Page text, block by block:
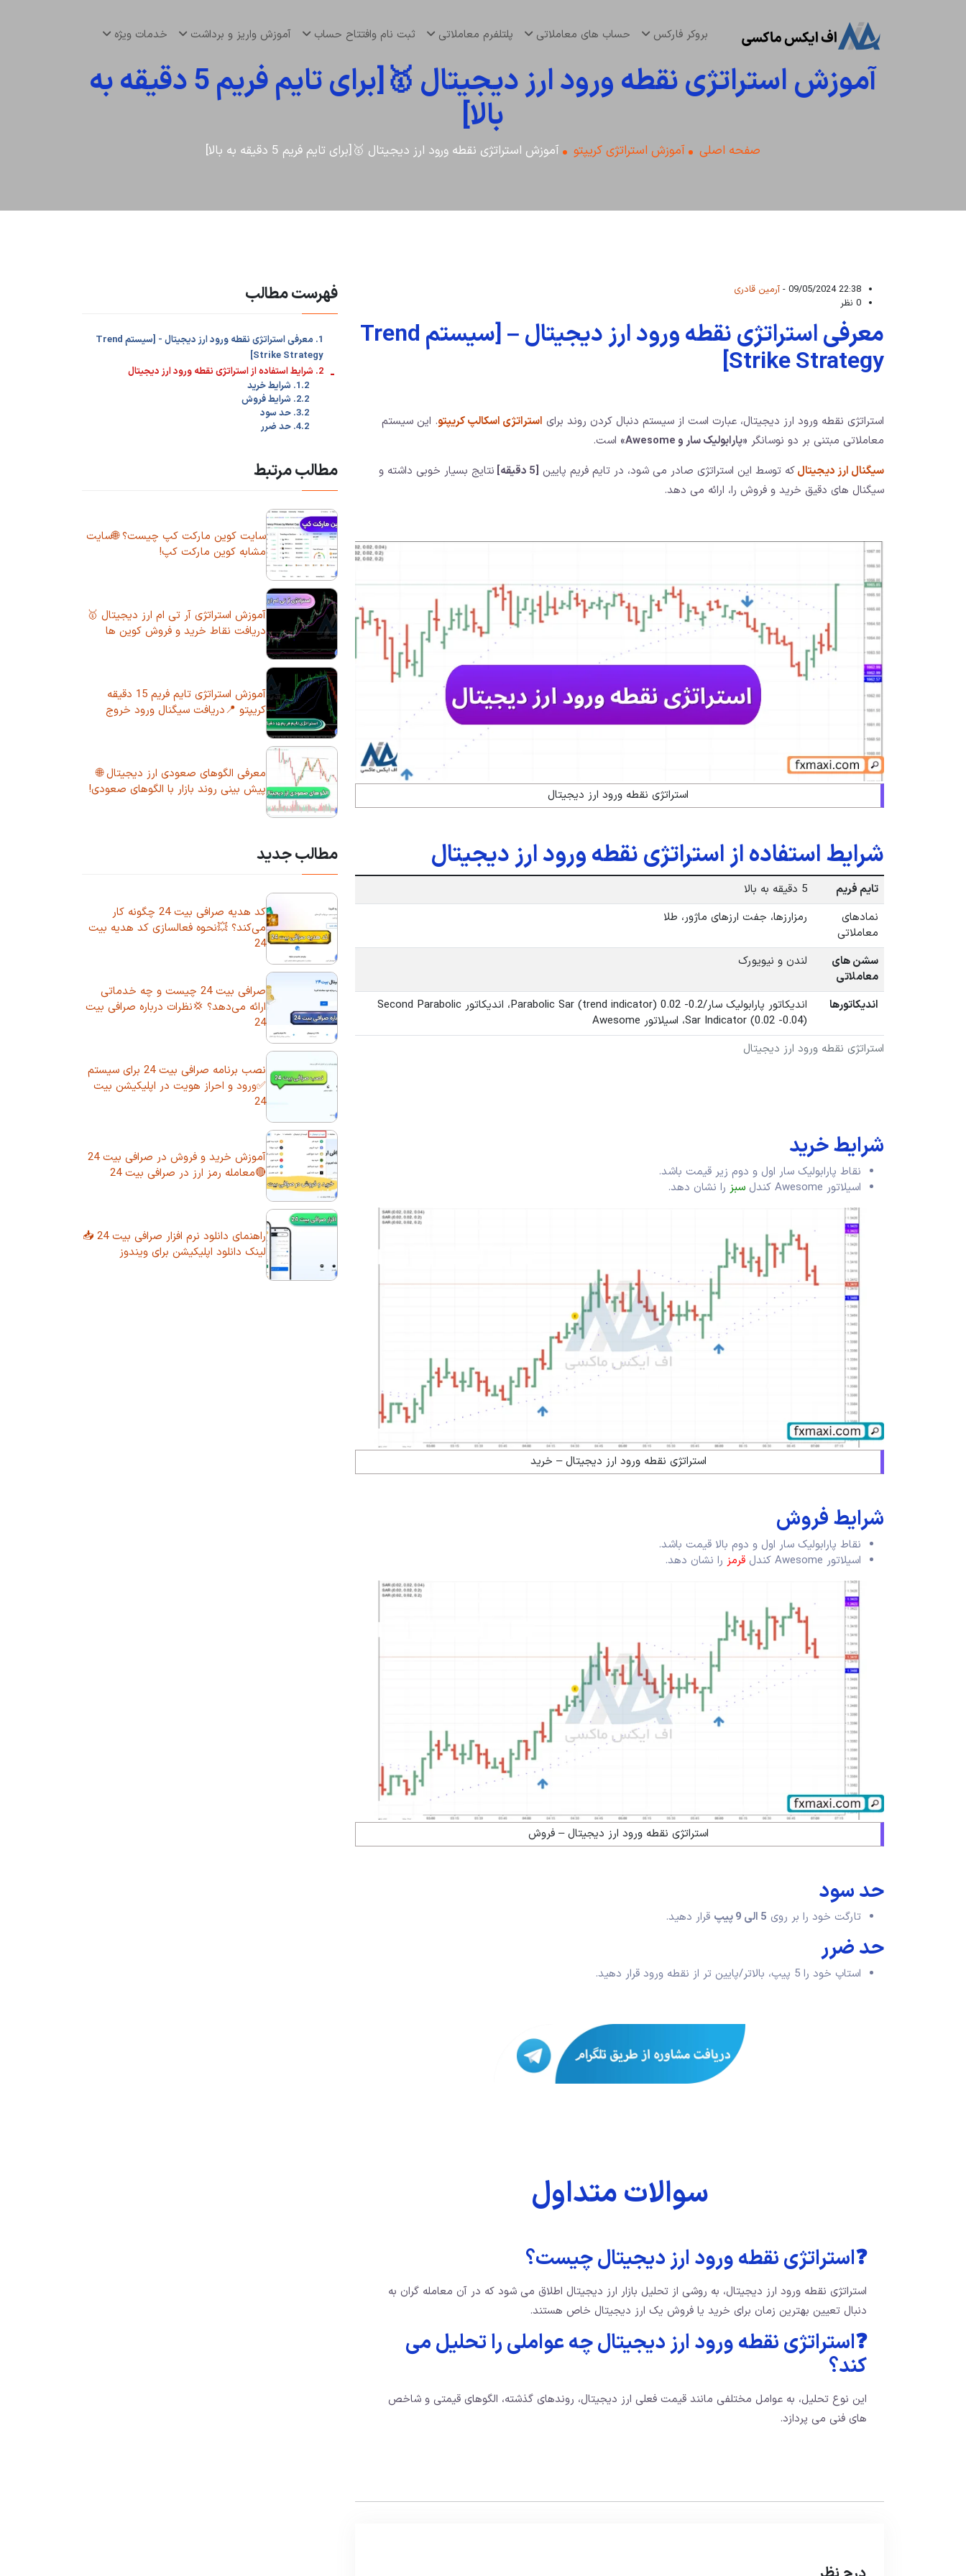
بروکر فارکس حساب های معاملاتی پلتلفرم معاملاتی ثبت نام وافتتاح حساب آموزش واریز و برداشت خدمات ویژه
آموزش استراتژی نقطه ورود ارز دیجیتال 🥇[برای تایم فریم 5 دقیقه به
بالا]
صفحه اصلی آموزش استراتژی کریپتو آموزش استراتژی نقطه ورود ارز دیجیتال 🥇[برای تایم فریم 5 دقیقه به بالا]
22:38 09/05/2024 -
آرمین قادری
0 نظر
معرفی استراتژی نقطه ورود ارز دیجیتال – [سیستم Trend
Strike Strategy]
استراتژی نقطه ورود ارز دیجیتال، عبارت است از سیستم دنبال کردن روند برای استراتژی اسکالپ کریپتو. این سیستم
معاملاتی مبتنی بر دو نوسانگر «پارابولیک سار و Awesome»
است.
سیگنال ارز دیجیتالکه توسط این استراتژی صادر می شود، در تایم فریم پایین [5 دقیقه]
نتایج بسیار خوبی داشته و
سیگنال های دقیق خرید و فروش را، ارائه می دهد.
استراتژی نقطه ورود ارز دیجیتال
شرایط استفاده از استراتژی نقطه ورود ارز دیجیتال
استراتژی نقطه ورود ارز دیجیتال
تایم فریم
5 دقیقه به بالا
نمادهای
معاملاتی
رمزارزها، جفت ارزهای ماژور، طلا
سشن های
معاملاتی
لندن و نیویورک
اندیکاتورها
اندیکاتور پارابولیک سار/Parabolic Sar (trend indicator) 0.02 -0.2، اندیکاتور Second Parabolic
Sar Indicator (0.02 -0.04)، اسیلاتور Awesome
شرایط خرید
نقاط پارابولیک سار اول و دوم زیر قیمت باشد.
اسیلاتور Awesome کندل
سبز را نشان دهد.
استراتژی نقطه ورود ارز دیجیتال – خرید
شرایط فروش
نقاط پارابولیک سار اول و دوم بالا قیمت باشد.
اسیلاتور Awesome کندل
قرمز را نشان دهد.
استراتژی نقطه ورود ارز دیجیتال – فروش
حد سود
تارگت خود را بر روی 5 الی 9 پیپ قرار دهید.
حد ضرر
استاپ خود را 5 پیپ، بالاتر/پایین تر از نقطه ورود قرار دهید.
سوالات متداول
❓استراتژی نقطه ورود ارز دیجیتال چیست؟
استراتژی نقطه ورود ارز دیجیتال، به روشی از تحلیل بازار ارز دیجیتال اطلاق می شود که در آن معامله گران به
دنبال تعیین بهترین زمان برای خرید یا فروش یک ارز دیجیتال خاص هستند.
❓استراتژی نقطه ورود ارز دیجیتال چه عواملی را تحلیل می
کند؟
این نوع تحلیل، به عوامل مختلفی مانند قیمت فعلی ارز دیجیتال، روندهای گذشته، الگوهای قیمتی و شاخص
های فنی می پردازد.
فهرست مطالب
1. معرفی استراتژی نقطه ورود ارز دیجیتال - [سیستم Trend
Strike Strategy]
2. شرایط استفاده از استراتژی نقطه ورود ارز دیجیتال -
1.2. شرایط خرید
2.2. شرایط فروش
3.2. حد سود
4.2. حد ضرر
مطالب مرتبط
سایت کوین مارکت کپ چیست؟ 🌐سایت
مشابه کوین مارکت کپ!
آموزش استراتژی آر تی ام ارز دیجیتال 🥇
دریافت نقاط خرید و فروش کوین ها
آموزش استراتژی تایم فریم 15 دقیقه
کریپتو 📍دریافت سیگنال ورود خروج
معرفی الگوهای صعودی ارز دیجیتال 🌐
پیش بینی روند بازار با الگوهای صعودی!
مطالب جدید
کد هدیه صرافی بیت 24 چگونه کار
می‌کند؟ 💥نحوه فعالسازی کد هدیه بیت
24
صرافی بیت 24 چیست و چه خدماتی
ارائه می‌دهد؟ 💢نظرات درباره صرافی بیت
24
نصب برنامه صرافی بیت 24 برای سیستم
✅ورود و احراز هویت در اپلیکیشن بیت
24
آموزش خرید و فروش در صرافی بیت 24
🔴معامله رمز ارز در صرافی بیت 24
راهنمای دانلود نرم افزار صرافی بیت 24 📥
لینک دانلود اپلیکیشن برای ویندوز